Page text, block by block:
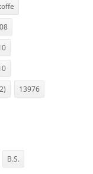
13976
B.S.